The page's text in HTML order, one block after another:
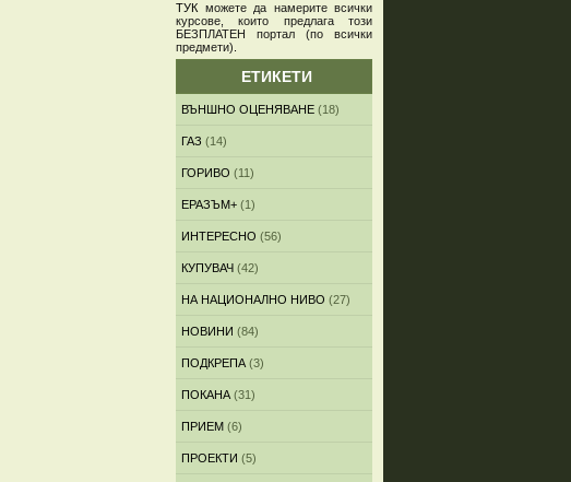
ТУКможете да намерите всички
курсове, които предлага този
БЕЗПЛАТЕН портал (по всички
предмети).
ЕТИКЕТИ
ВЪНШНО ОЦЕНЯВАНЕ (18)
ГАЗ (14)
ГОРИВО (11)
ЕРАЗЪМ+ (1)
ИНТЕРЕСНО (56)
КУПУВАЧ (42)
НА НАЦИОНАЛНО НИВО (27)
НОВИНИ (84)
ПОДКРЕПА (3)
ПОКАНА (31)
ПРИЕМ (6)
ПРОЕКТИ (5)